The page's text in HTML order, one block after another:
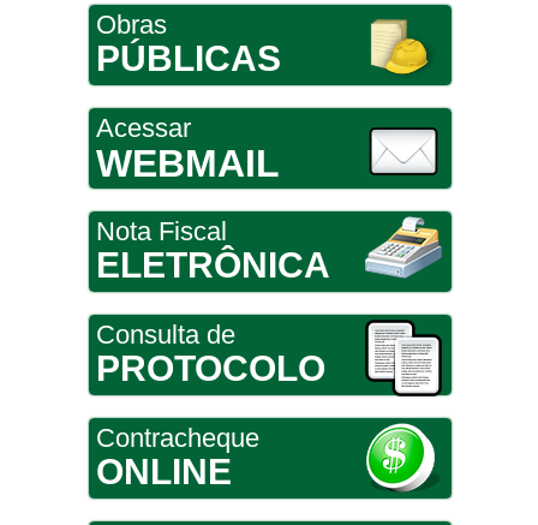
Obras
PÚBLICAS
Acessar
WEBMAIL
Nota Fiscal
ELETRÔNICA
Consulta de
PROTOCOLO
Contracheque
ONLINE